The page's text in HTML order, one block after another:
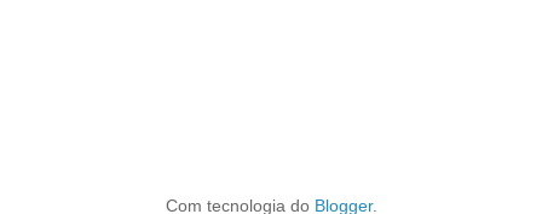
Com tecnologia do Blogger.